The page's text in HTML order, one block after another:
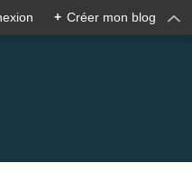
+ Créer mon blog